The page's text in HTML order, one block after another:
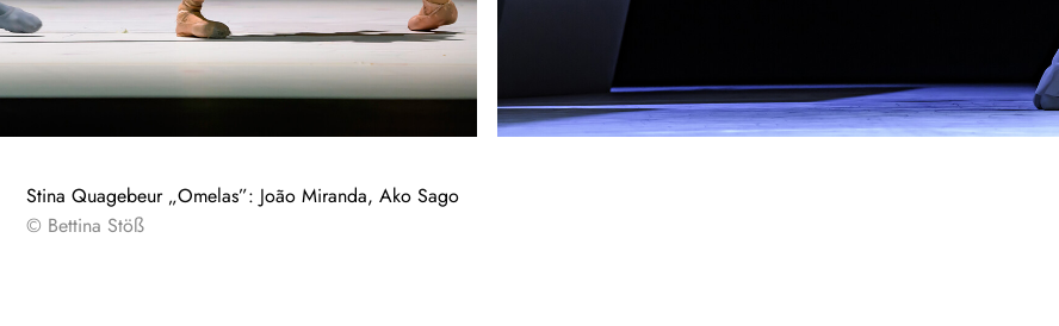
Stina Quagebeur „Omelas”: João Miranda, Ako Sago
© Bettina Stöß